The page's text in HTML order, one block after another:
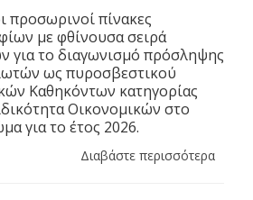
προσωρινοί πίνακες
με φθίνουσα σειρά
για το διαγωνισμό πρόσληψης
ως πυροσβεστικού
Καθηκόντων κατηγορίας
Οικονομικών στο
για το έτος 2026.
Διαβάστε περισσότερα